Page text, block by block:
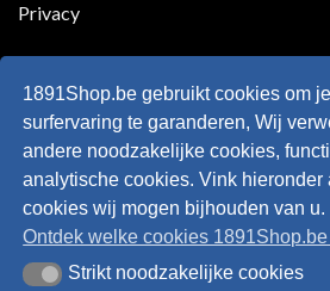
Europese
?
Privacy
Retourneren
Algemene voorwaarden
1891Shop.be gebruikt cookies om
surfervaring te garanderen, Wij
andere noodzakelijke cookies,
analytische cookies. Vink hieronder
cookies wij mogen bijhouden van u.
Ontdek welke cookies
Strikt noodzakelijke cookies
Strikt noodzakelijke cookies